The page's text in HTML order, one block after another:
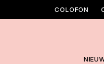
COLOFON